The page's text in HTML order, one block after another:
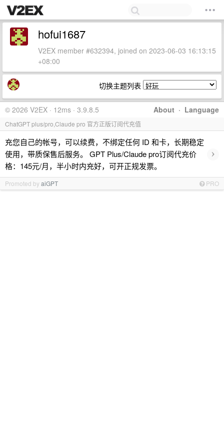
hofui1687
V2EX member #632394, joined on 2023-06-03 16:13:15
+08:00
切换主题列表
About · Language
© 2026 V2EX · 12ms · 3.9.8.5
ChatGPT plus/pro,Claude pro 官方正版订阅代充值
充您自己的帐号，可以续费，不绑定任何 ID 和卡，长期稳定
使用，带质保售后服务。 GPT Plus/Claude pro订阅代充价
格：145元/月，半小时内充好，可开正规发票。
›
Promoted byaiGPT PRO